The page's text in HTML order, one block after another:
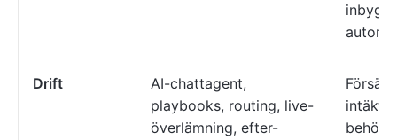
Drift
AI-chattagent,
playbooks, routing, live-
överlämning, efter-